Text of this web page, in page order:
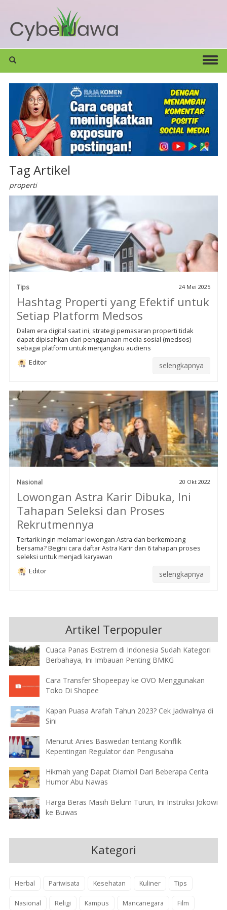
Tag Artikel
properti
Tips 24 Mei 2025
Hashtag Properti yang Efektif untuk
Setiap Platform Medsos
Dalam era digital saat ini, strategi pemasaran properti tidak
dapat dipisahkan dari penggunaan media sosial (medsos)
sebagai platform untuk menjangkau audiens
Editor
selengkapnya
Nasional 20 Okt 2022
Lowongan Astra Karir Dibuka, Ini
Tahapan Seleksi dan Proses
Rekrutmennya
Tertarik ingin melamar lowongan Astra dan berkembang
bersama? Begini cara daftar Astra Karir dan 6 tahapan proses
seleksi untuk menjadi karyawan
Editor
selengkapnya
Artikel Terpopuler
Cuaca Panas Ekstrem di Indonesia Sudah Kategori
Berbahaya, Ini Imbauan Penting BMKG
Cara Transfer Shopeepay ke OVO Menggunakan
Toko Di Shopee
Kapan Puasa Arafah Tahun 2023? Cek Jadwalnya di
Sini
Menurut Anies Baswedan tentang Konflik
Kepentingan Regulator dan Pengusaha
Hikmah yang Dapat Diambil Dari Beberapa Cerita
Humor Abu Nawas
Harga Beras Masih Belum Turun, Ini Instruksi Jokowi
ke Buwas
Kategori
Herbal Pariwisata Kesehatan Kuliner Tips
Nasional Religi Kampus Mancanegara Film